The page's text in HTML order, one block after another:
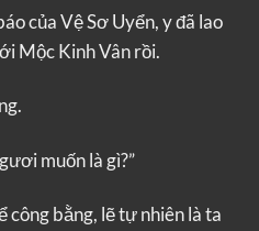
của Vệ Sơ Uyển, y đã lao
Mộc Kinh Vân rồi.
muốn là gì?”
công bằng, lẽ tự nhiên là ta